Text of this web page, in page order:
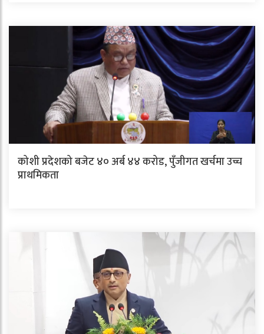
कोशी प्रदेशको बजेट ४० अर्ब ४४ करोड, पुँजीगत खर्चमा उच्च
प्राथमिकता